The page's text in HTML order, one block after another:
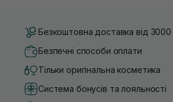
Безкоштовна доставка від 3000
Безпечні способи оплати
Тільки оригінальна косметика
Система бонусів та лояльності